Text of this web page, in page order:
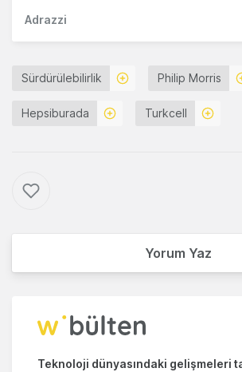
Adrazzi
Sürdürülebilirlik Philip Morris
Hepsiburada Turkcell
Yorum Yaz
Teknoloji dünyasındaki gelişmeleri